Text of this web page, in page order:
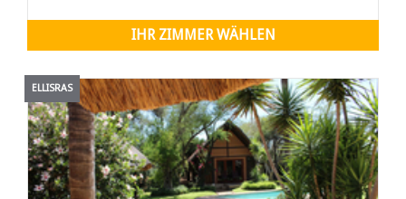
ist mit einem Kühlschrank, einem
IHR ZIMMER WÄHLEN
ELLISRAS